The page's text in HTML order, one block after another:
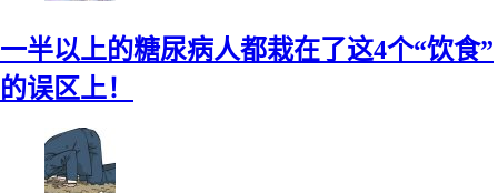
一半以上的糖尿病人都栽在了这4个“饮食”
的误区上！